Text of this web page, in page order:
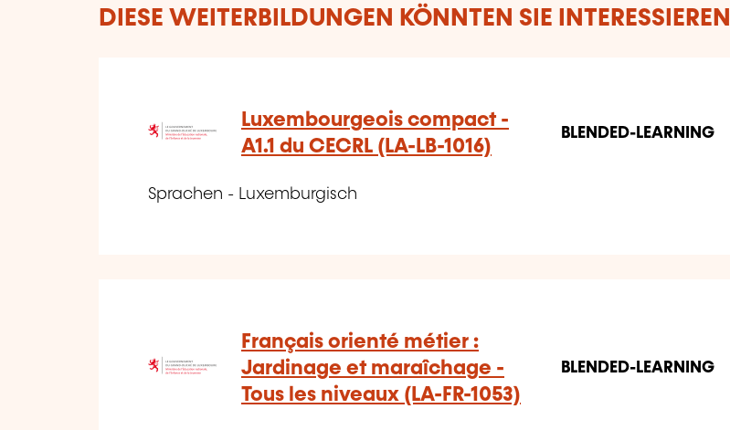
DIESE WEITERBILDUNGEN KÖNNTEN SIE INTERESSIEREN
Luxembourgeois compact -
A1.1 du CECRL (LA-LB-1016)
BLENDED-LEARNING
Sprachen - Luxemburgisch
Français orienté métier :
Jardinage et maraîchage -
Tous les niveaux (LA-FR-1053)
BLENDED-LEARNING